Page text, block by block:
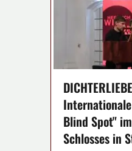
Blind Spot"
Schlosses in